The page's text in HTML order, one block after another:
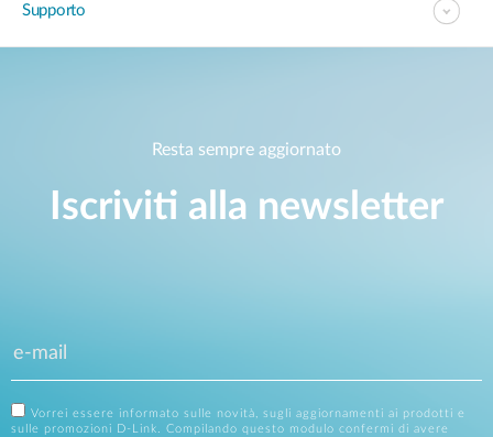
Supporto
Resta sempre aggiornato
Iscriviti alla newsletter
Vorrei essere informato sulle novità, sugli aggiornamenti ai prodotti e
sulle promozioni D-Link. Compilando questo modulo confermi di avere